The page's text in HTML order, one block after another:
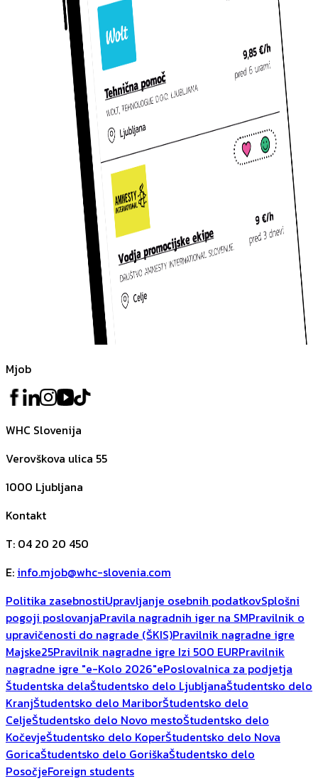
Mjob
WHC Slovenija
Verovškova ulica 55
1000 Ljubljana
Kontakt
T: 04 20 20 450
E: info.mjob@whc-slovenia.com
Politika zasebnostiUpravljanje osebnih podatkovSplošni
pogoji poslovanjaPravila nagradnih iger na SMPravilnik o
upravičenosti do nagrade (ŠKIS)Pravilnik nagradne igre
Majske25Pravilnik nagradne igre Izi 500 EURPravilnik
nagradne igre "e-Kolo 2026"ePoslovalnica za podjetja
Študentska delaŠtudentsko delo LjubljanaŠtudentsko delo
KranjŠtudentsko delo MariborŠtudentsko delo
CeljeŠtudentsko delo Novo mestoŠtudentsko delo
KočevjeŠtudentsko delo KoperŠtudentsko delo Nova
GoricaŠtudentsko delo GoriškaŠtudentsko delo
PosočjeForeign students